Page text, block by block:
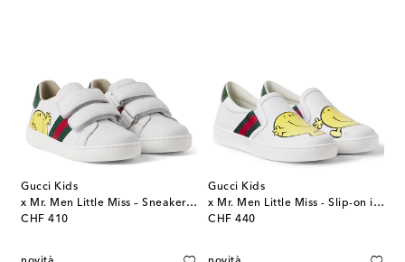
Gucci Kids
x Mr. Men Little Miss – Sneakers in pelle
CHF 410
original price
Gucci Kids
x Mr. Men Little Miss - Slip-on in pelle
CHF 440
original price